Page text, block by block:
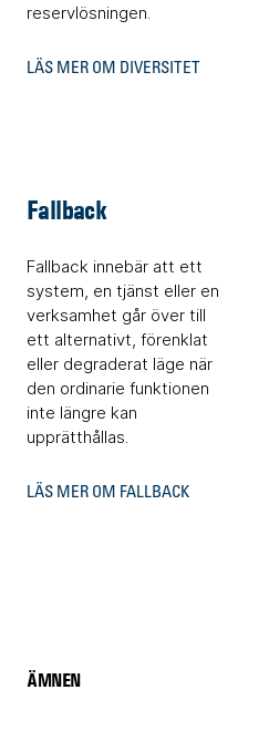
reservlösningen.
LÄS MER OM DIVERSITET
Fallback
Fallback innebär att ett
system, en tjänst eller en
verksamhet går över till
ett alternativt, förenklat
eller degraderat läge när
den ordinarie funktionen
inte längre kan
upprätthållas.
LÄS MER OM FALLBACK
ÄMNEN